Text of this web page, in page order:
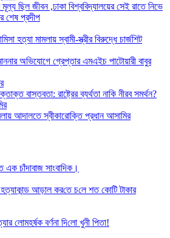
ছিল জীবন ,ঢাকা বিশ্ববিদ্যালয়ের সেই রাতে নিভে
শেষ প্রদীপ
হত্যা মামলায় স্বামী-স্ত্রীর বিরুদ্ধে চার্জশিট
অভিযোগে গ্রেপ্তার এমএইচ পাটোয়ারী বাবুর
বাস্তবতা: রাষ্ট্রের ব্যর্থতা নাকি নীরব সমর্থন?
আদালতে স্বীকারোক্তি প্রধান আসামির
চাঁদাবাজ সাংবাদিক।
হত্যাকান্ড আড়াল কর‌তে চ‌লে শত কো‌টি টাকার
লে‌ামহর্ষক বর্ণনা দি‌লো খুনী পিতা!